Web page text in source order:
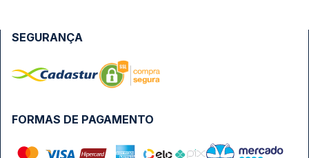
FORMAS DE PAGAMENTO
SEGURANÇA